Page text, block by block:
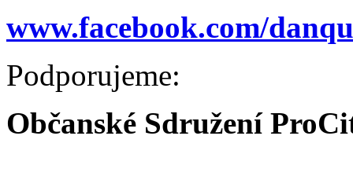
www.facebook.com/
Podporujeme:
Občanské Sdružení